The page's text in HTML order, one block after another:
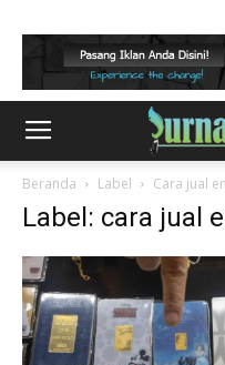
Beranda Label Cara jual
Label: cara jual